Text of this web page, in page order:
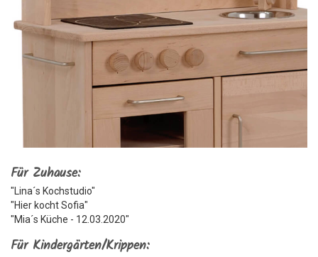
Für Zuhause:
"Lina´s Kochstudio"
"Hier kocht Sofia"
"Mia´s Küche - 12.03.2020"
Für Kindergärten/Krippen: